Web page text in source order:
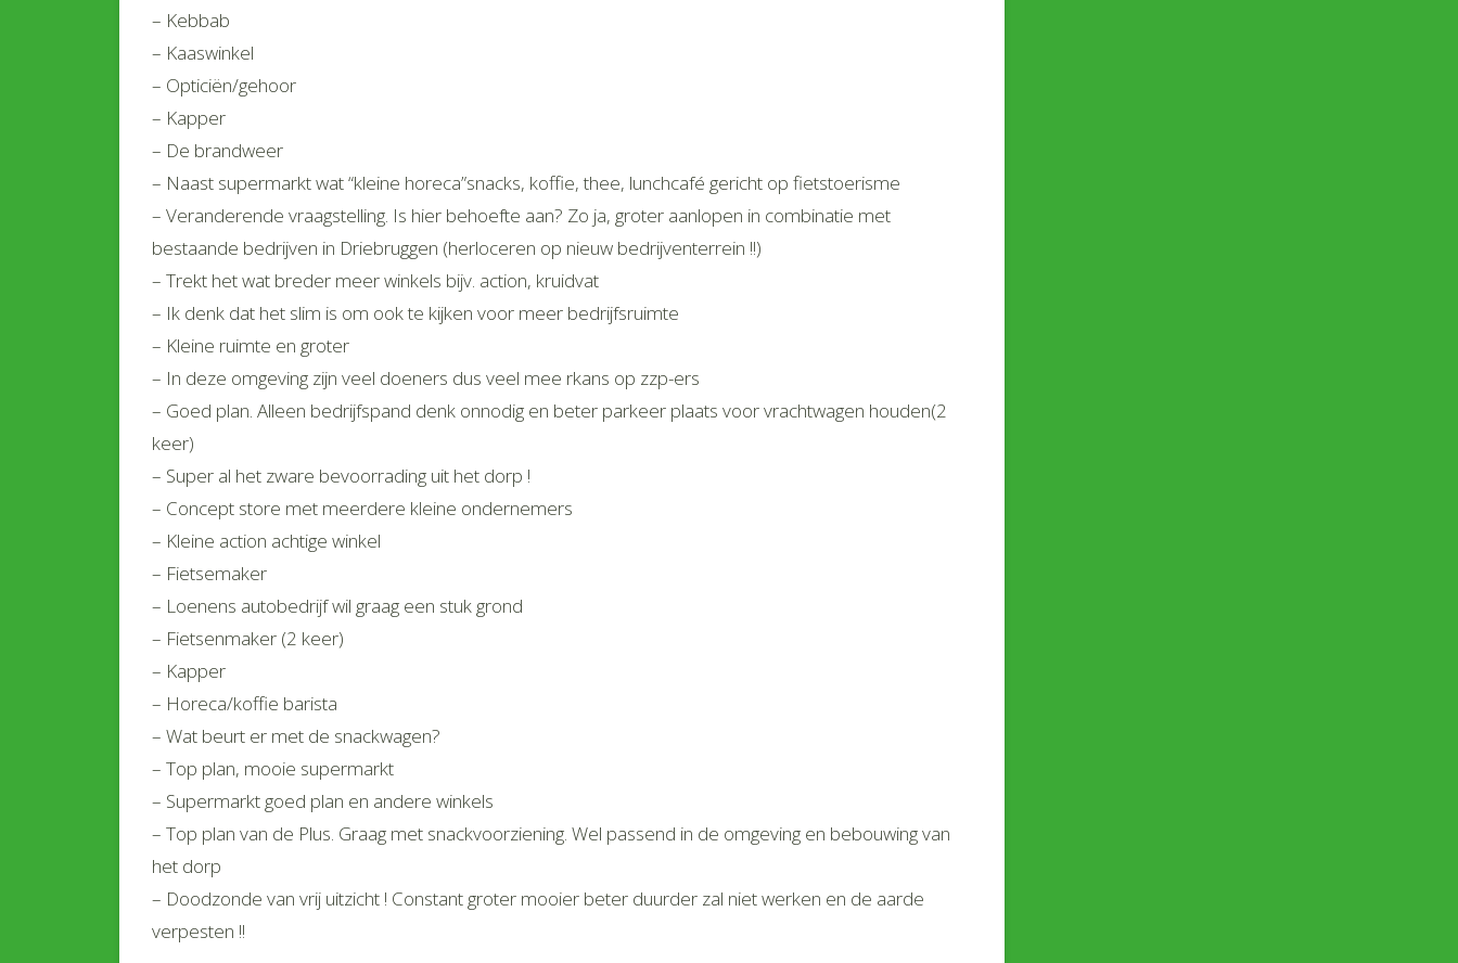
– Kebbab
– Kaaswinkel
– Opticiën/gehoor
– Kapper
– De brandweer
– Naast supermarkt wat “kleine horeca”snacks, koffie, thee, lunchcafé gericht op fietstoerisme
– Veranderende vraagstelling. Is hier behoefte aan? Zo ja, groter aanlopen in combinatie met
bestaande bedrijven in Driebruggen (herloceren op nieuw bedrijventerrein !!)
– Trekt het wat breder meer winkels bijv. action, kruidvat
– Ik denk dat het slim is om ook te kijken voor meer bedrijfsruimte
– Kleine ruimte en groter
– In deze omgeving zijn veel doeners dus veel mee rkans op zzp-ers
– Goed plan. Alleen bedrijfspand denk onnodig en beter parkeer plaats voor vrachtwagen houden(2
keer)
– Super al het zware bevoorrading uit het dorp !
– Concept store met meerdere kleine ondernemers
– Kleine action achtige winkel
– Fietsemaker
– Loenens autobedrijf wil graag een stuk grond
– Fietsenmaker (2 keer)
– Kapper
– Horeca/koffie barista
– Wat beurt er met de snackwagen?
– Top plan, mooie supermarkt
– Supermarkt goed plan en andere winkels
– Top plan van de Plus. Graag met snackvoorziening. Wel passend in de omgeving en bebouwing van
het dorp
– Doodzonde van vrij uitzicht ! Constant groter mooier beter duurder zal niet werken en de aarde
verpesten !!